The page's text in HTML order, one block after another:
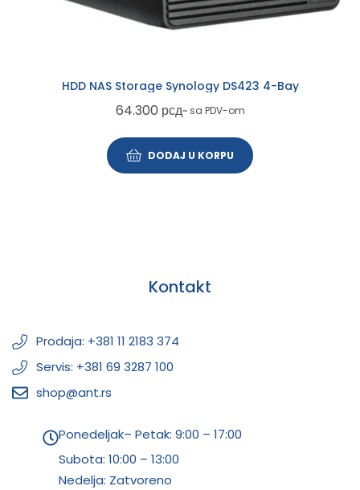
HDD NAS Storage Synology DS423 4-Bay
64.300 рсд~ sa PDV-om
DODAJ U KORPU
Kontakt
Prodaja: +381 11 2183 374
Servis: +381 69 3287 100
shop@ant.rs
Ponedeljak– Petak: 9:00 – 17:00
Subota: 10:00 – 13:00
Nedelja: Zatvoreno